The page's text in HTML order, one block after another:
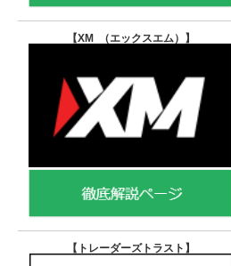
【XM （エックスエム） 】
【トレーダーズトラスト 】